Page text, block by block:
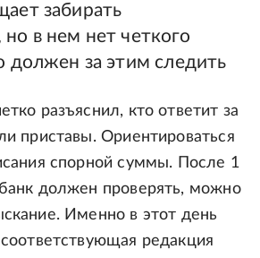
забирать
в нем нет четкого
должен за этим следить
разъяснил, кто ответит за
приставы. Ориентироваться
спорной суммы. После 1
должен проверять, можно
Именно в этот день
редакция